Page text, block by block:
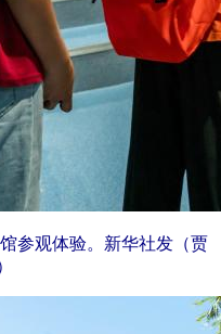
参观体验。新华社发（贾